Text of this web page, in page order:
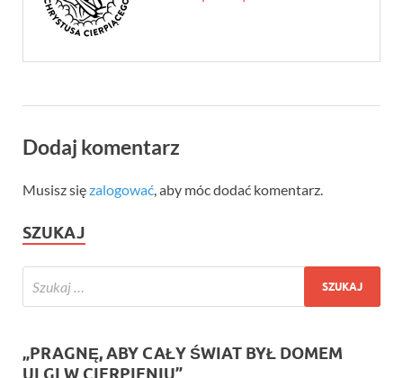
Dodaj komentarz
Musisz sięzalogować, aby móc dodać komentarz.
SZUKAJ
„PRAGNĘ, ABY CAŁY ŚWIAT BYŁ DOMEM
ULGI W CIERPIENIU”